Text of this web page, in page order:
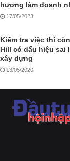
hương làm doanh
17/05/2023
Kiểm tra việc thi
Hill có dấu hiệu sai
xây dựng
13/05/2020